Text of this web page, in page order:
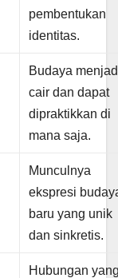
pembentukan
identitas.
Budaya
cair dan dapat
dipraktikkan di
mana saja.
Munculnya
ekspresi
baru yang unik
dan sinkretis.
Hubungan